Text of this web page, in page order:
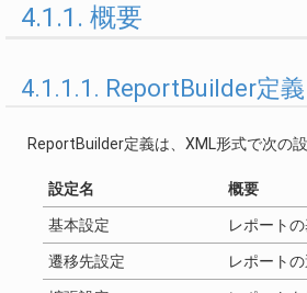
4.1.1. 概要
4.1.1.1. ReportBuilder定義
ReportBuilder定義は、XML形式で次の設
設定名 概要
基本設定 レポート
遷移先設定 レポート